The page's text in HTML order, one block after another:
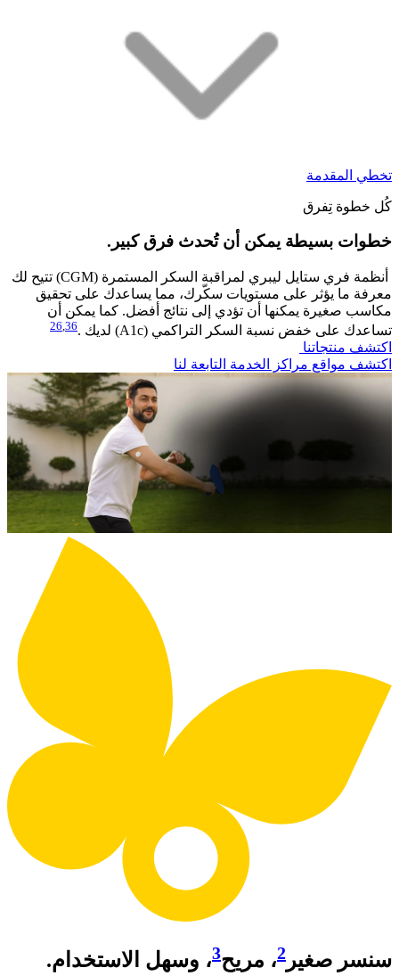
تخطي المقدمة
كُل خطوة تِفرق
خطوات بسيطة يمكن أن تُحدث فرق كبير.​
أنظمة فري ستايل ليبري لمراقبة السكر المستمرة (CGM) تتيح لك
معرفة ما يؤثر على مستويات سكّرك، مما يساعدك على تحقيق
مكاسب صغيرة يمكنها أن تؤدي إلى نتائج أفضل. كما يمكن أن
تساعدك على خفض نسبة السكر التراكمي (A1c) لديك .
26 36
اكتشف منتجاتنا
اكتشف مواقع مراكز الخدمة التابعة لنا​
سنسر صغير 2، مريح3، وسهل الاستخدام.